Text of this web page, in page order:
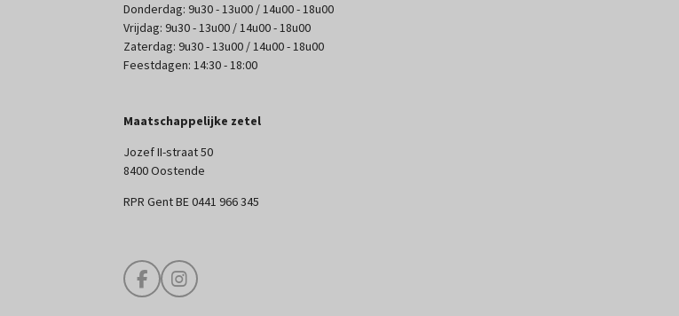
Donderdag: 9u30 - 13u00 / 14u00 - 18u00
Vrijdag: 9u30 - 13u00 / 14u00 - 18u00
Zaterdag: 9u30 - 13u00 / 14u00 - 18u00
Feestdagen: 14:30 - 18:00
Maatschappelijke zetel
Jozef II-straat 50
8400 Oostende
RPR Gent BE 0441 966 345
F
a
I
n